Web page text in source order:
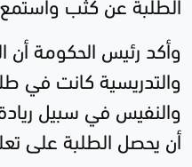
وأكد رئيس الحكومة أن
والتدريسية كانت في
والنفيس في سبيل
أن يحصل الطلبة على